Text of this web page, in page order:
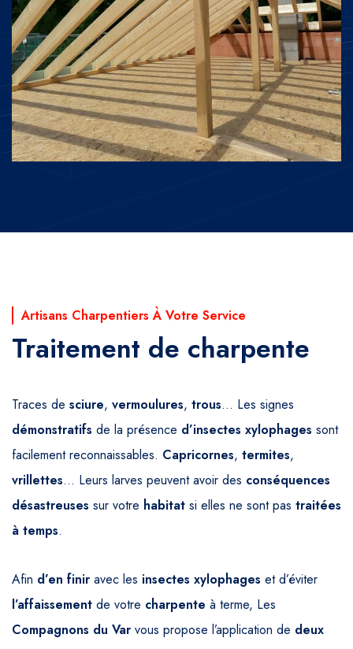
Artisans Charpentiers À Votre Service
Traitement de charpente
Traces de sciure, vermoulures, trous… Les signes
démonstratifs de la présence d’insectes xylophages sont
facilement reconnaissables. Capricornes, termites,
vrillettes… Leurs larves peuvent avoir des conséquences
désastreuses sur votre habitat si elles ne sont pas traitées
à temps.
Afin d’en finir avec les insectes xylophages et d’éviter
l’affaissement de votre charpente à terme, Les
Compagnons du Var vous propose l’application de deux